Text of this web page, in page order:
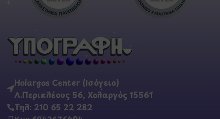
Holargos Center (Ισόγειο)
Λ.Περικλέους 56, Χολαργός 15561
Τηλ: 210 65 22 282